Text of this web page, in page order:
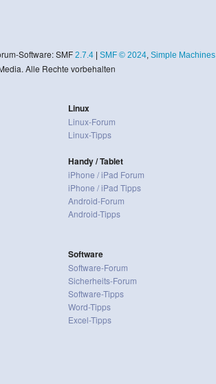
Software: SMF 2.7.4| SMF © 2024, Simple Machines
Alle Rechte vorbehalten
Linux
Linux-Forum
Linux-Tipps
Handy / Tablet
iPhone / iPad Forum
iPhone / iPad Tipps
Android-Forum
Android-Tipps
Software
Software-Forum
Sicherheits-Forum
Software-Tipps
Word-Tipps
Excel-Tipps